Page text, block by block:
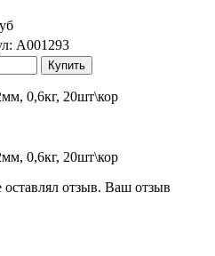
A001293
Купить
0,6кг, 20шт\кор
0,6кг, 20шт\кор
отзыв. Ваш отзыв